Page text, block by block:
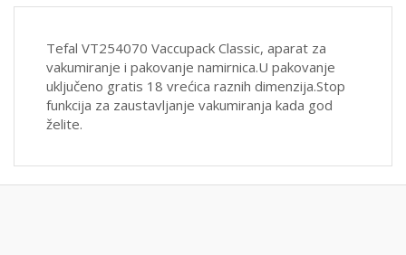
Tefal VT254070 Vaccupack Classic, aparat za
vakumiranje i pakovanje namirnica.U pakovanje
uključeno gratis 18 vrećica raznih dimenzija.Stop
funkcija za zaustavljanje vakumiranja kada god
želite.